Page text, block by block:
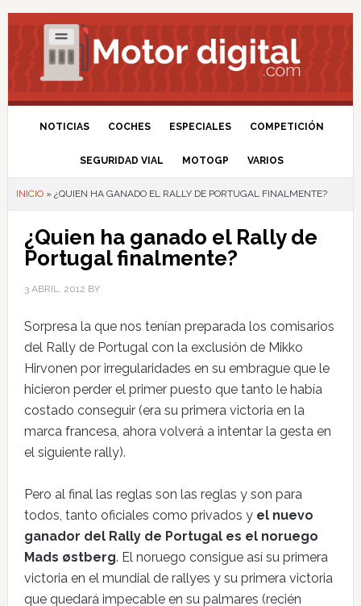
NOTICIAS COCHES ESPECIALES COMPETICIÓN
SEGURIDAD VIAL MOTOGP VARIOS
INICIO» ¿QUIEN HA GANADO EL RALLY DE PORTUGAL FINALMENTE?
¿Quien ha ganado el Rally de
Portugal finalmente?
3 ABRIL, 2012 BY
Sorpresa la que nos tenían preparada los comisarios
del Rally de Portugal con la exclusión de Mikko
Hirvonen por irregularidades en su embrague que le
hicieron perder el primer puesto que tanto le había
costado conseguir (era su primera victoria en la
marca francesa, ahora volverá a intentar la gesta en
el siguiente rally).
Pero al final las reglas son las reglas y son para
todos, tanto oficiales como privados y el nuevo
ganador del Rally de Portugal es el noruego
Mads østberg. El noruego consigue así su primera
victoria en el mundial de rallyes y su primera victoria
que quedará impecable en su palmares (recién